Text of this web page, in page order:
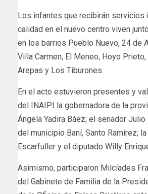
Los infantes que recibirán servicios
calidad en el nuevo centro viven
en los barrios Pueblo Nuevo, 24 de
Villa Carmen, El Meneo, Hoyo Prieto,
Arepas y Los Tiburones.
En el acto estuvieron presentes y
del INAIPI la gobernadora de la
Ángela Yadira Báez; el senador Julio
del municipio Baní, Santo Ramírez;
Escarfuller y el diputado Willy
Asimismo, participaron Milcíades
del Gabinete de Familia de la